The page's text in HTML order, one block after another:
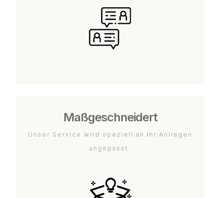
Maßgeschneidert
Unser Service wird speziell an Ihr Anliegen
angepasst.